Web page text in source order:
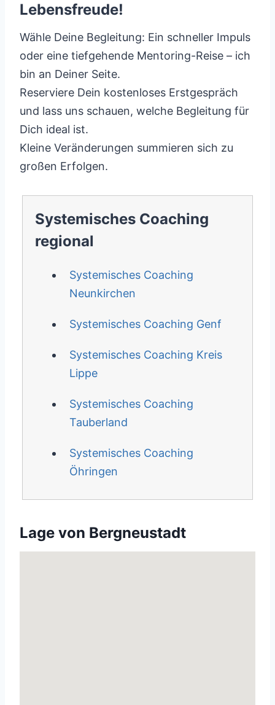
Lebensfreude!
Wähle Deine Begleitung: Ein schneller Impuls
oder eine tiefgehende Mentoring-Reise – ich
bin an Deiner Seite.
Reserviere Dein kostenloses Erstgespräch
und lass uns schauen, welche Begleitung für
Dich ideal ist.
Kleine Veränderungen summieren sich zu
großen Erfolgen.
Systemisches Coaching
regional
Systemisches Coaching
Neunkirchen
Systemisches Coaching Genf
Systemisches Coaching Kreis
Lippe
Systemisches Coaching
Tauberland
Systemisches Coaching
Öhringen
Lage von Bergneustadt